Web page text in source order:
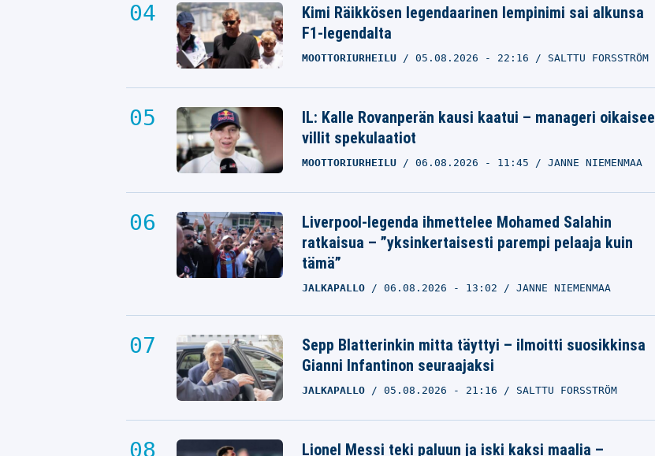
Kimi Räikkösen legendaarinen lempinimi sai alkunsa
F1-legendalta
MOOTTORIURHEILU 05.08.2026 - 22:16 SALTTU FORSSTRÖM
IL: Kalle Rovanperän kausi kaatui – manageri oikaisee
villit spekulaatiot
MOOTTORIURHEILU 06.08.2026 - 11:45 JANNE NIEMENMAA
Liverpool-legenda ihmettelee Mohamed Salahin
ratkaisua – ”yksinkertaisesti parempi pelaaja kuin
tämä”
JALKAPALLO 06.08.2026 - 13:02 JANNE NIEMENMAA
Sepp Blatterinkin mitta täyttyi – ilmoitti suosikkinsa
Gianni Infantinon seuraajaksi
JALKAPALLO 05.08.2026 - 21:16 SALTTU FORSSTRÖM
Lionel Messi teki paluun ja iski kaksi maalia –